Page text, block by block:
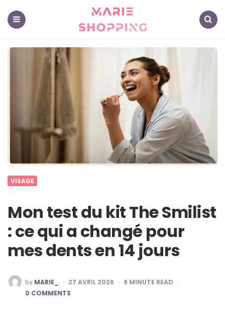
astuces
pour
vous
VISAGE
Mon test du kit The Smilist
: ce qui a changé pour
mes dents en 14 jours
POSTED
BY
by MARIE_ 27 AVRIL 2026 9 MINUTE READ
0 COMMENTS